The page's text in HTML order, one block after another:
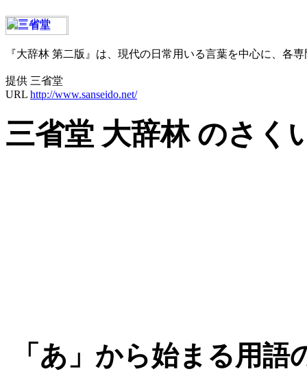
『大辞林 第二版』は、現代の日常用いる言葉を中心に、各
提供 三省堂
URL http://www.sanseido.net/
三省堂 大辞林 のさく
「あ」から始まる用語